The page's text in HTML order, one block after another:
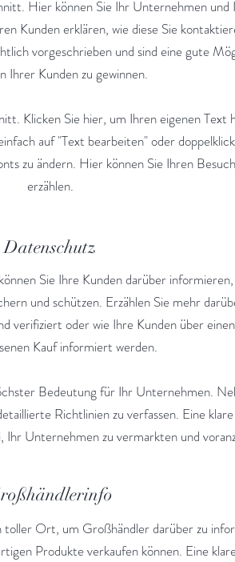
Hier können Sie Ihr Unternehmen und
Kunden erklären, wie diese Sie
vorgeschrieben und sind eine gute
Ihrer Kunden zu gewinnen.
Klicken Sie hier, um Ihren eigenen Text
auf "Text bearbeiten" oder
zu ändern. Hier können Sie Ihren
erzählen.
Datenschutz
Sie Ihre Kunden darüber
und schützen. Erzählen Sie mehr
verifiziert oder wie Ihre Kunden über
Kauf informiert werden.
Bedeutung für Ihr Unternehmen.
Richtlinien zu verfassen. Eine
Ihr Unternehmen zu vermarkten und
toller Ort, um Großhändler darüber zu
Produkte verkaufen können. Eine